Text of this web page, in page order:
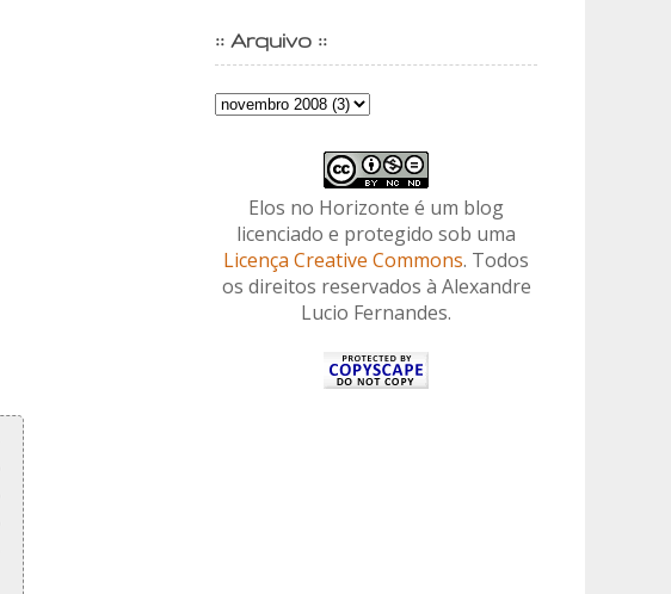
:: Arquivo ::
Elos no Horizonte é um blog
licenciado e protegido sob uma
Licença Creative Commons. Todos
os direitos reservados à Alexandre
Lucio Fernandes.